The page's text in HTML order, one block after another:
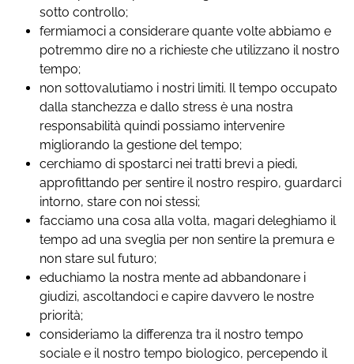
sotto controllo;
fermiamoci a considerare quante volte abbiamo e
potremmo dire no a richieste che utilizzano il nostro
tempo;
non sottovalutiamo i nostri limiti. Il tempo occupato
dalla stanchezza e dallo stress è una nostra
responsabilità quindi possiamo intervenire
migliorando la gestione del tempo;
cerchiamo di spostarci nei tratti brevi a piedi,
approfittando per sentire il nostro respiro, guardarci
intorno, stare con noi stessi;
facciamo una cosa alla volta, magari deleghiamo il
tempo ad una sveglia per non sentire la premura e
non stare sul futuro;
educhiamo la nostra mente ad abbandonare i
giudizi, ascoltandoci e capire davvero le nostre
priorità;
consideriamo la differenza tra il nostro tempo
sociale e il nostro tempo biologico, percependo il